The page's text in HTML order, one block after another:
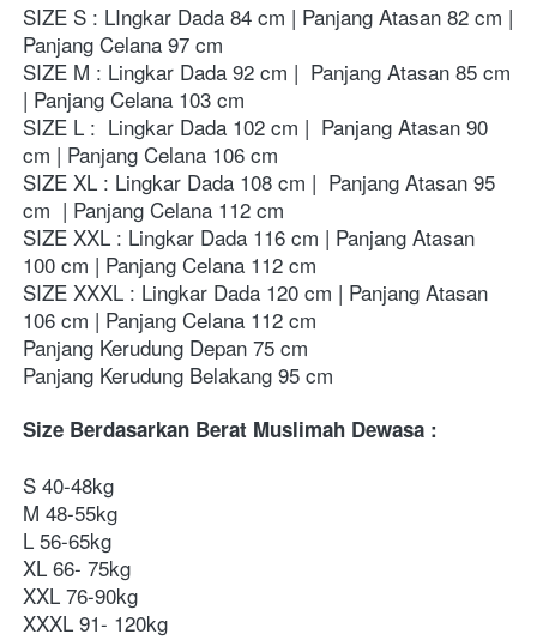
SIZE S : LIngkar Dada 84 cm | Panjang Atasan 82 cm |
Panjang Celana 97 cm
SIZE M : Lingkar Dada 92 cm |  Panjang Atasan 85 cm
| Panjang Celana 103 cm
SIZE L :  Lingkar Dada 102 cm |  Panjang Atasan 90
cm | Panjang Celana 106 cm
SIZE XL : Lingkar Dada 108 cm |  Panjang Atasan 95
cm  | Panjang Celana 112 cm
SIZE XXL : Lingkar Dada 116 cm | Panjang Atasan
100 cm | Panjang Celana 112 cm
SIZE XXXL : Lingkar Dada 120 cm | Panjang Atasan
106 cm | Panjang Celana 112 cm
Panjang Kerudung Depan 75 cm
Panjang Kerudung Belakang 95 cm
Size Berdasarkan Berat Muslimah Dewasa :
S 40-48kg
M 48-55kg
L 56-65kg
XL 66- 75kg
XXL 76-90kg
XXXL 91- 120kg